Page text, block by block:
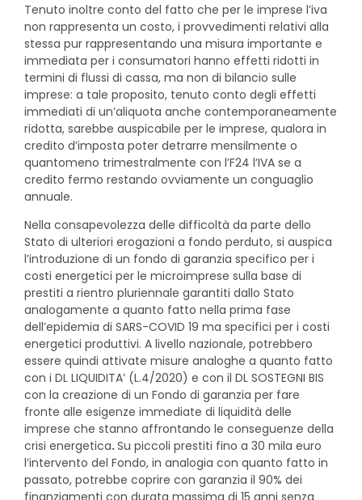
Tenuto inoltre conto del fatto che per le imprese l’iva
non rappresenta un costo, i provvedimenti relativi alla
stessa pur rappresentando una misura importante e
immediata per i consumatori hanno effetti ridotti in
termini di flussi di cassa, ma non di bilancio sulle
imprese: a tale proposito, tenuto conto degli effetti
immediati di un’aliquota anche contemporaneamente
ridotta, sarebbe auspicabile per le imprese, qualora in
credito d’imposta poter detrarre mensilmente o
quantomeno trimestralmente con l’F24 l’IVA se a
credito fermo restando ovviamente un conguaglio
annuale.
Nella consapevolezza delle difficoltà da parte dello
Stato di ulteriori erogazioni a fondo perduto, si auspica
l’introduzione di un fondo di garanzia specifico per i
costi energetici per le microimprese sulla base di
prestiti a rientro pluriennale garantiti dallo Stato
analogamente a quanto fatto nella prima fase
dell’epidemia di SARS-COVID 19 ma specifici per i costi
energetici produttivi. A livello nazionale, potrebbero
essere quindi attivate misure analoghe a quanto fatto
con i DL LIQUIDITA’ (L.4/2020) e con il DL SOSTEGNI BIS
con la creazione di un Fondo di garanzia per fare
fronte alle esigenze immediate di liquidità delle
imprese che stanno affrontando le conseguenze della
crisi energetica.Su piccoli prestiti fino a 30 mila euro
l’intervento del Fondo, in analogia con quanto fatto in
passato, potrebbe coprire con garanzia il 90% dei
finanziamenti con durata massima di 15 anni senza